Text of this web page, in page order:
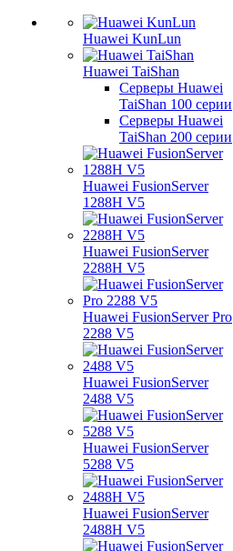
Huawei KunLun
Huawei TaiShan
Серверы Huawei
TaiShan 100 серии
Серверы Huawei
TaiShan 200 серии
Huawei FusionServer
1288H V5
Huawei FusionServer
2288H V5
Huawei FusionServer Pro
2288 V5
Huawei FusionServer
2488 V5
Huawei FusionServer
5288 V5
Huawei FusionServer
2488H V5